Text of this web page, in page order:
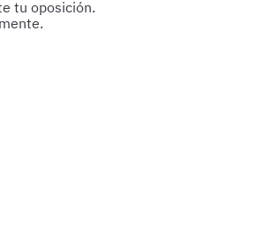
tu oposición.